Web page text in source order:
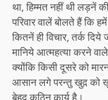
था, हिम्मत नहीं थी लड़नें
परिवार वालें बोलते हैं कि
कितनें ही विचार, तर्क
मानिये आत्महत्या करने
क्योंकि किसी दूसरे को
आसान लगे परन्तु खुद़ को
बेहद़ कठिन कार्य है।